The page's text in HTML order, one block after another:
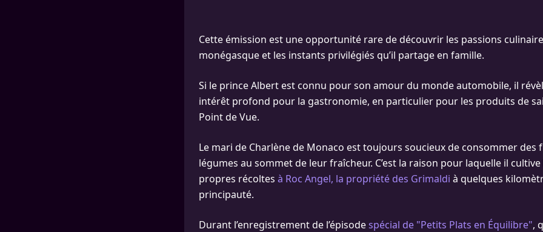
Cette émission est une opportunité rare de découvrir les passions
monégasque et les instants privilégiés qu’il partage en famille.
Si le prince Albert est connu pour son amour du monde automobile, il
intérêt profond pour la gastronomie, en particulier pour les produits de
Point de Vue.
Le mari de Charlène de Monaco est toujours soucieux de consommer des
légumes au sommet de leur fraîcheur. C’est la raison pour laquelle il
propres récoltes à Roc Angel, la propriété des Grimaldi à quelques
principauté.
Durant l’enregistrement de l’épisodespécial de "Petits Plats en Équilibre",